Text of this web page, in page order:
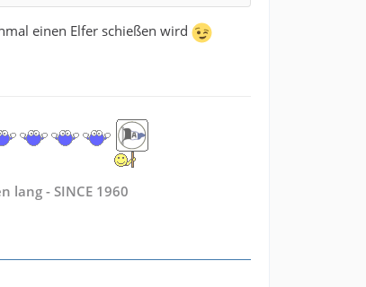
einen Elfer schießen wird
lang - SINCE 1960